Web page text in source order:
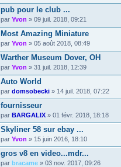
pub pour le club ...
par Yvon » 09 juil. 2018, 09:21
Most Amazing Miniature
par Yvon » 05 août 2018, 08:49
Warther Museum Dover, OH
par Yvon » 31 juil. 2018, 12:39
Auto World
par domsobecki » 14 juil. 2018, 07:22
fournisseur
par BARGALIX » 01 févr. 2018, 18:18
Skyliner 58 sur ebay ...
par Yvon » 15 juin 2016, 18:10
gros v8 en video...mdr...
par bracame » 03 nov. 2017, 09:26